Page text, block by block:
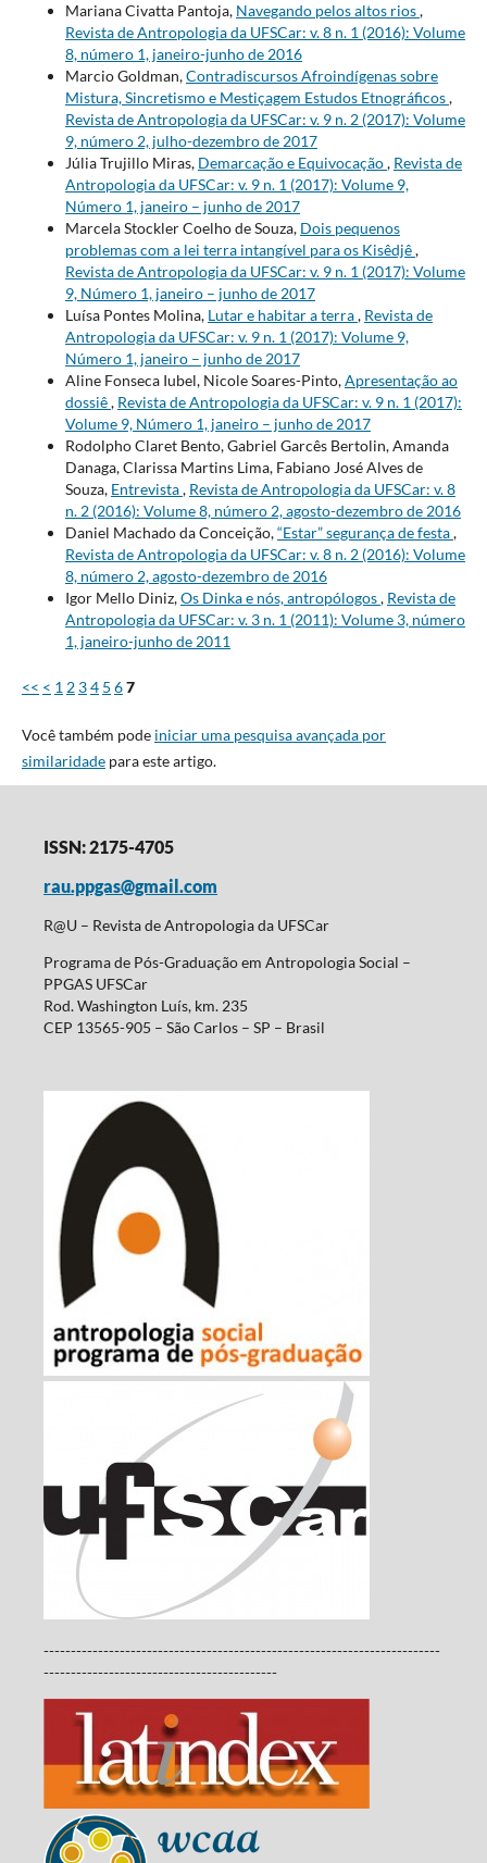
Mariana Civatta Pantoja, Navegando pelos altos rios,
Revista de Antropologia da UFSCar: v. 8 n. 1 (2016): Volume
8, número 1, janeiro-junho de 2016
Marcio Goldman,Contradiscursos Afroindígenas sobre
Mistura, Sincretismo e Mestiçagem Estudos Etnográficos,
Revista de Antropologia da UFSCar: v. 9 n. 2 (2017): Volume
9, número 2, julho-dezembro de 2017
Júlia Trujillo Miras, Demarcação e Equivocação, Revista de
Antropologia da UFSCar: v. 9 n. 1 (2017): Volume 9,
Número 1, janeiro – junho de 2017
Marcela Stockler Coelho de Souza, Dois pequenos
problemas com a lei terra intangível para os Kisêdjê,
Revista de Antropologia da UFSCar: v. 9 n. 1 (2017): Volume
9, Número 1, janeiro – junho de 2017
Luísa Pontes Molina, Lutar e habitar a terra, Revista de
Antropologia da UFSCar: v. 9 n. 1 (2017): Volume 9,
Número 1, janeiro – junho de 2017
Aline Fonseca Iubel, Nicole Soares-Pinto,Apresentação ao
dossiê, Revista de Antropologia da UFSCar: v. 9 n. 1 (2017):
Volume 9, Número 1, janeiro – junho de 2017
Rodolpho Claret Bento, Gabriel Garcês Bertolin, Amanda
Danaga, Clarissa Martins Lima, Fabiano José Alves de
Souza, Entrevista, Revista de Antropologia da UFSCar: v. 8
n. 2 (2016): Volume 8, número 2, agosto-dezembro de 2016
Daniel Machado da Conceição,“Estar” segurança de festa,
Revista de Antropologia da UFSCar: v. 8 n. 2 (2016): Volume
8, número 2, agosto-dezembro de 2016
Igor Mello Diniz,Os Dinka e nós, antropólogos, Revista de
Antropologia da UFSCar: v. 3 n. 1 (2011): Volume 3, número
1, janeiro-junho de 2011
<< < 1 2 34 5 67
Você também pode iniciar uma pesquisa avançada por
similaridadepara este artigo.
ISSN: 2175-4705
rau.ppgas@gmail.com
R@U – Revista de Antropologia da UFSCar
Programa de Pós-Graduação em Antropologia Social –
PPGAS UFSCar
Rod. Washington Luís, km. 235
CEP 13565-905 – São Carlos – SP – Brasil
-------------------------------------------------------------------------
-------------------------------------------